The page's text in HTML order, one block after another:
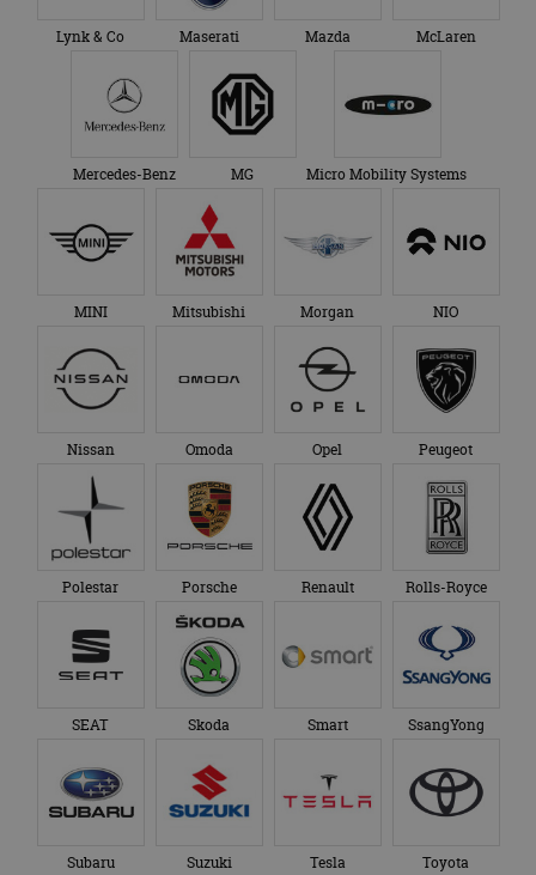
Lynk & Co Maserati Mazda McLaren
Mercedes-Benz MG Micro Mobility Systems
MINI Mitsubishi Morgan NIO
Nissan Omoda Opel Peugeot
Polestar Porsche Renault Rolls-Royce
SEAT Skoda Smart SsangYong
Subaru Suzuki Tesla Toyota